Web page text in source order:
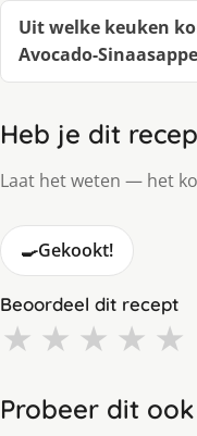
Uit welke keuken
Avocado-
Heb je dit
Laat het weten — het
🍳Gekookt!
Beoordeel dit recept
★ ★ ★ ★ ★
Probeer dit ook